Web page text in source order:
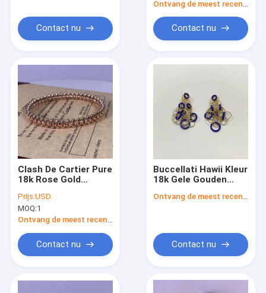
Contact nu Contact nu
Clash De Cartier Pure
18k Rose Gold
Midden 18k Gold
Juwelen Merken
Prijs:USD
MOQ:1
Ontvang de meest recente Prijs
Contact nu
Buccellati Hawii Kleur
18k Gele Gouden
Gele Gouden
Ontvang de meest recente Prijs
Contact nu